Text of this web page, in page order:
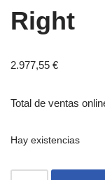
Right
2.977,55 €
Total de ventas
Hay existencias